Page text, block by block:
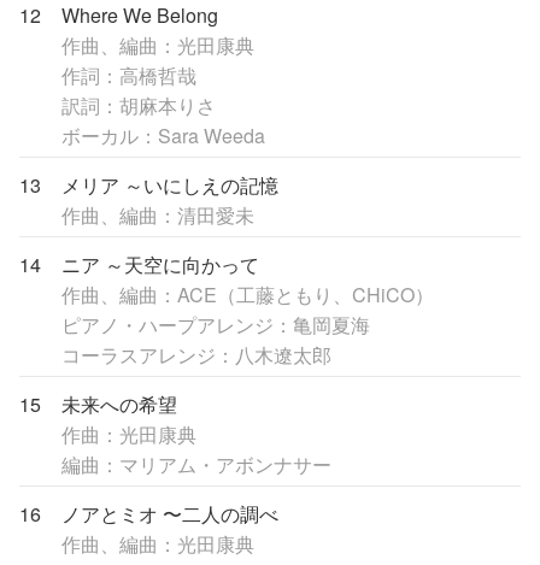
12
Where We Belong
作曲、編曲：光田康典
作詞：高橋哲哉
訳詞：胡麻本りさ
ボーカル：Sara Weeda
13
メリア ～いにしえの記憶
作曲、編曲：清田愛未
14
ニア ～天空に向かって
作曲、編曲：ACE（工藤ともり、CHiCO）
ピアノ・ハープアレンジ：亀岡夏海
コーラスアレンジ：八木遼太郎
15
未来への希望
作曲：光田康典
編曲：マリアム・アボンナサー
16
ノアとミオ 〜二人の調べ
作曲、編曲：光田康典